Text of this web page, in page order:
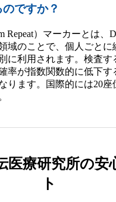
ですか？
Repeat）マーカーとは、
域のことで、個人ごとに
に利用されます。検査す
率が指数関数的に低下す
ります。国際的には20座
医療研究所の安
ト